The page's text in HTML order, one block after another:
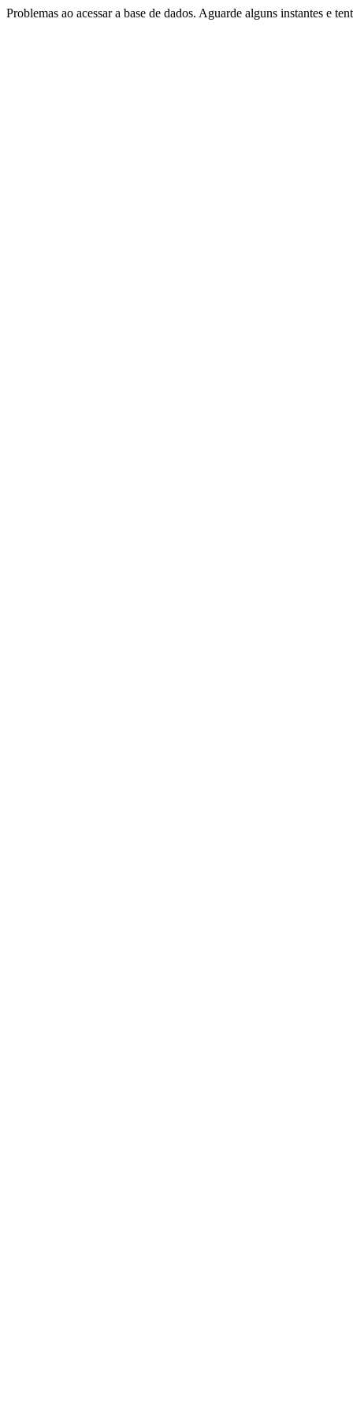
Problemas ao acessar a base de dados. Aguarde alguns instantes e